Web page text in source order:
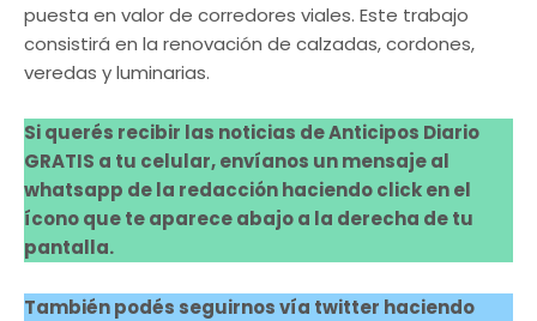
puesta en valor de corredores viales. Este trabajo
consistirá en la renovación de calzadas, cordones,
veredas y luminarias.
Si querés recibir las noticias de Anticipos Diario
GRATIS a tu celular, envíanos un mensaje al
whatsapp de la redacción haciendo click en el
ícono que te aparece abajo a la derecha de tu
pantalla.
También podés seguirnos vía twitter haciendo